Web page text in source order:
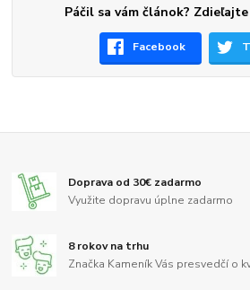
Páčil sa vám článok?
Facebook
Doprava od 30€ zadarmo
Využite dopravu úplne zadarmo
8 rokov na trhu
Značka Kameník Vás presvedčí o